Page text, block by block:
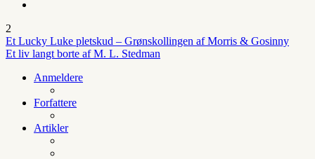
2
Et Lucky Luke pletskud – Grønskollingen af Morris & Gosinny
Et liv langt borte af M. L. Stedman
Anmeldere
Forfattere
Artikler